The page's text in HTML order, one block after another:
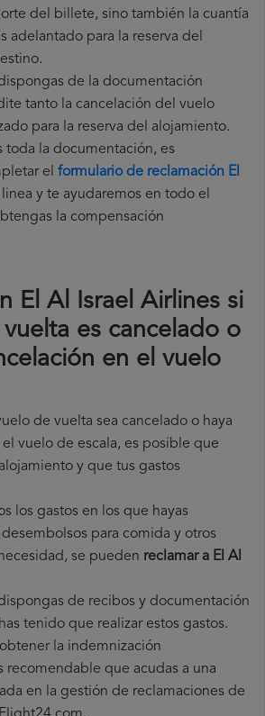
del billete, sino también la cuantía
adelantado para la reserva del
de la documentación
tanto la cancelación del vuelo
para la reserva del alojamiento.
toda la documentación, es
el formulario de reclamación El
linea y te ayudaremos en todo el
la compensación
El Al Israel Airlines si
es cancelado o
en el vuelo
de vuelta sea cancelado o haya
vuelo de escala, es posible que
y que tus gastos
los gastos en los que hayas
para comida y otros
se pueden reclamar a El Al
de recibos y documentación
tenido que realizar estos gastos.
la indemnización
recomendable que acudas a una
en la gestión de reclamaciones de